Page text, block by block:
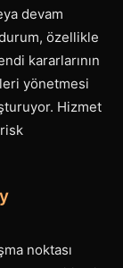
devam
özellikle
kararlarının
yönetmesi
Hizmet
noktası